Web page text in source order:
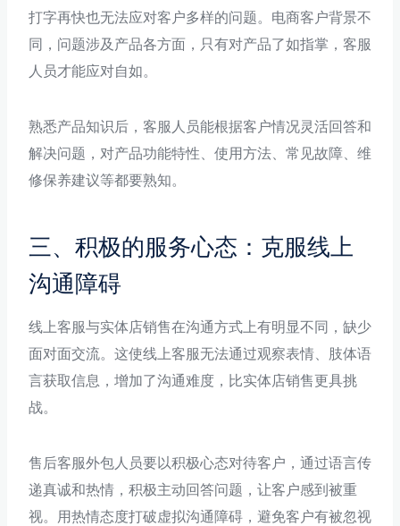
打字再快也无法应对客户多样的问题。电商客户背景不
同，问题涉及产品各方面，只有对产品了如指掌，客服
人员才能应对自如。
熟悉产品知识后，客服人员能根据客户情况灵活回答和
解决问题，对产品功能特性、使用方法、常见故障、维
修保养建议等都要熟知。
三、积极的服务心态：克服线上
沟通障碍
线上客服与实体店销售在沟通方式上有明显不同，缺少
面对面交流。这使线上客服无法通过观察表情、肢体语
言获取信息，增加了沟通难度，比实体店销售更具挑
战。
售后客服外包人员要以积极心态对待客户，通过语言传
递真诚和热情，积极主动回答问题，让客户感到被重
视。用热情态度打破虚拟沟通障碍，避免客户有被忽视